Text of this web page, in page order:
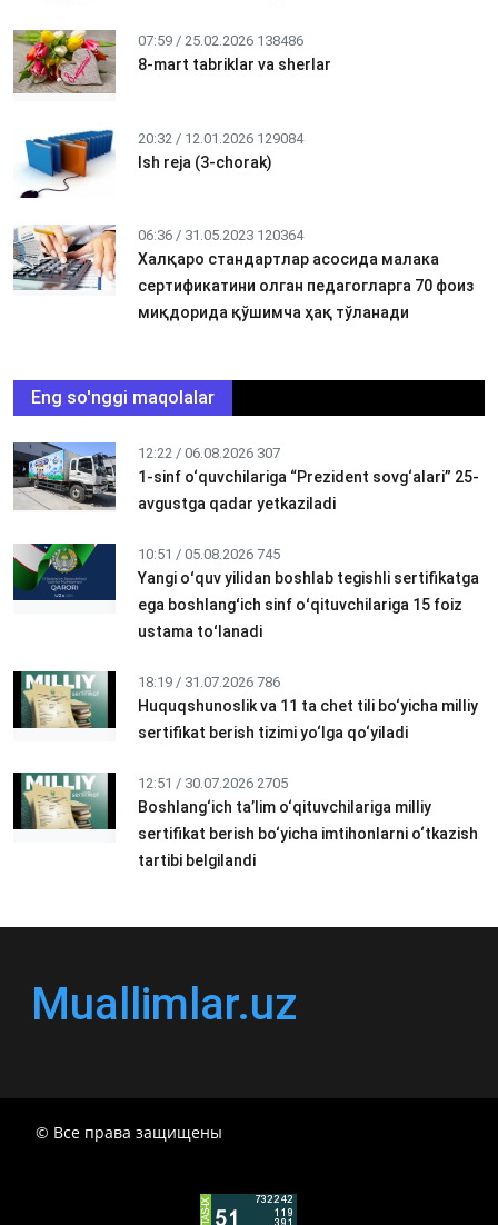
07:59 / 25.02.2026 138486
8-mart tabriklar va sherlar
20:32 / 12.01.2026 129084
Ish reja (3-chorak)
06:36 / 31.05.2023 120364
Халқаро стандартлар асосида малака
сертификатини олган педагогларга 70 фоиз
миқдорида қўшимча ҳақ тўланади
Eng so'nggi maqolalar
12:22 / 06.08.2026 307
1-sinf o‘quvchilariga “Prezident sovg‘alari” 25-
avgustga qadar yetkaziladi
10:51 / 05.08.2026 745
Yangi oʻquv yilidan boshlab tegishli sertifikatga
ega boshlangʻich sinf oʻqituvchilariga 15 foiz
ustama toʻlanadi
18:19 / 31.07.2026 786
Huquqshunoslik va 11 ta chet tili bo‘yicha milliy
sertifikat berish tizimi yo‘lga qo‘yiladi
12:51 / 30.07.2026 2705
Boshlang‘ich ta’lim o‘qituvchilariga milliy
sertifikat berish bo‘yicha imtihonlarni o‘tkazish
tartibi belgilandi
Muallimlar.uz
© Все права защищены
общеобразовательных учреждениях в 2024-2025